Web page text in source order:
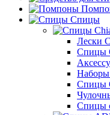
Спицы
Лески
Cпицы
Спицы
Спицы